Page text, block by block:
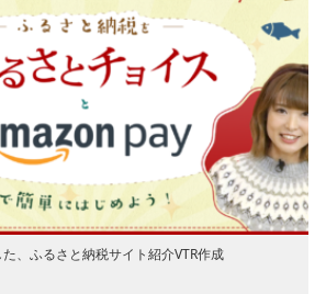
、ふるさと納税サイト紹介VTR作成